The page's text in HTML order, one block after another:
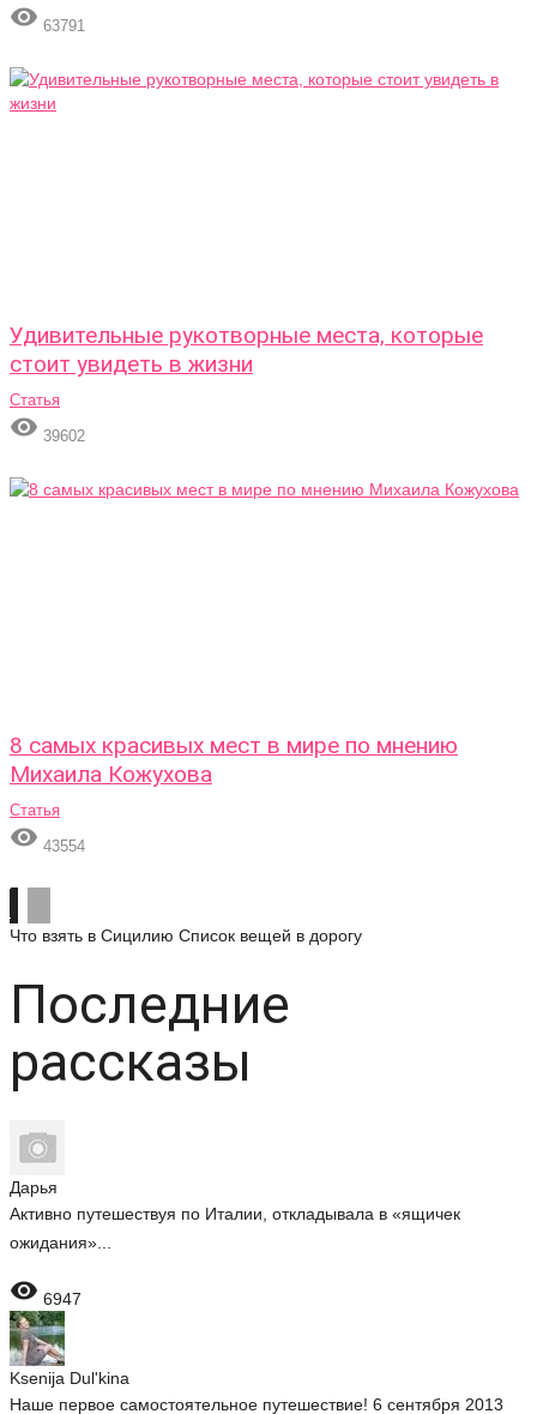
 63791
Удивительные рукотворные места, которые
стоит увидеть в жизни
Статья
 39602
8 самых красивых мест в мире по мнению
Михаила Кожухова
Статья
 43554
Что взять в Сицилию Список вещей в дорогу
Последние
рассказы
Дарья
Активно путешествуя по Италии, откладывала в «ящичек
ожидания»...
 6947
Ksenija Dul'kina
Наше первое самостоятельное путешествие! 6 сентября 2013